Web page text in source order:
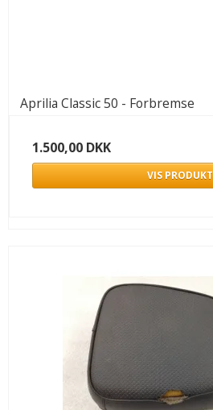
Aprilia Classic 50 - Forbremse
1.500,00 DKK
VIS PRODUKT